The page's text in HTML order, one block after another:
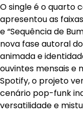
O single é o quarto
apresentou as faixas
e “Sequência de
nova fase autoral
animada e
ouvintes mensais e
Spotify, o projeto
cenário pop-funk
versatilidade e